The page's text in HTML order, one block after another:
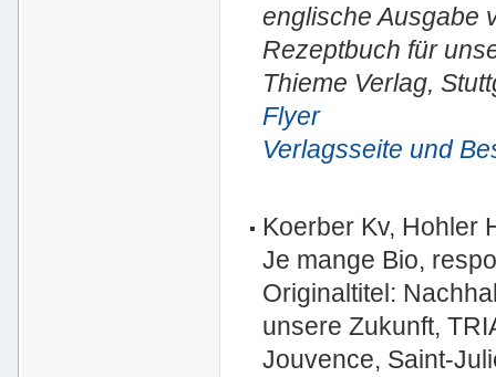
englische Ausgabe
Rezeptbuch für
Thieme Verlag,
Flyer
Verlagsseite und
Koerber Kv, Hohler
Je mange Bio,
Originaltitel:
unsere Zukunft,
Jouvence, Saint-